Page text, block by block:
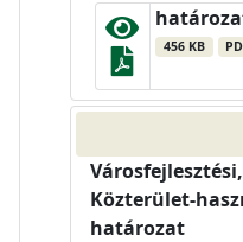
456 KB
Közterület-
határozat